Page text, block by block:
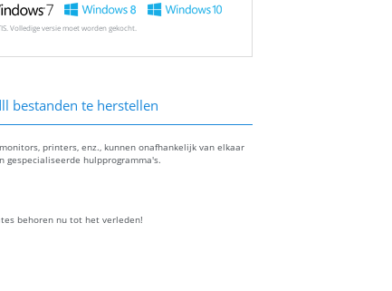
Volledige versie moet worden gekocht.
bestanden te herstellen
printers, enz., kunnen onafhankelijk van elkaar
gespecialiseerde hulpprogramma's.
behoren nu tot het verleden!